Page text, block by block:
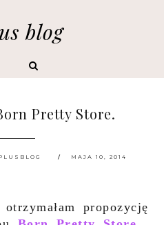
blog
Pretty Store.
MAJA 10, 2014
propozycję